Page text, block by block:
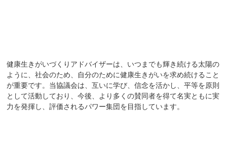
健康生きがいづくりアドバイザーは、いつまでも輝き続ける太陽の
ように、社会のため、自分のために健康生きがいを求め続けること
が重要です。当協議会は、互いに学び、信念を活かし、平等を原則
として活動しており、今後、より多くの賛同者を得て名実ともに実
力を発揮し、評価されるパワー集団を目指しています。